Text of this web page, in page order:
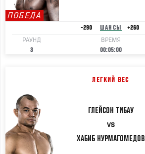
ПОБЕДА
-290 ШАНСЫ +260
РАУНД
3
ВРЕМЯ
00:05:00
ЛЕГКИЙ ВЕС
ГЛЕЙСОН ТИБАУ
VS
ХАБИБ НУРМАГОМЕДОВ